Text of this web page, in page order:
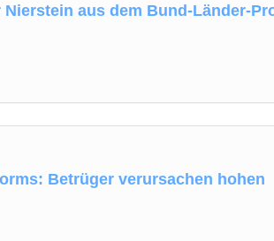
aus dem Bund-Länder-
Betrüger verursachen hohen